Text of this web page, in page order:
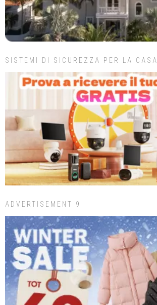
SISTEMI DI SICUREZZA PER LA CASA
ADVERTISEMENT 9